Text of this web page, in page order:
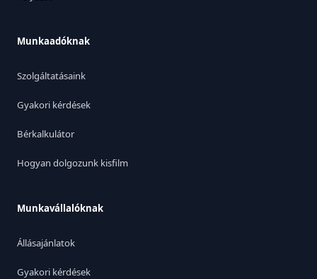
Munkaadóknak
Szolgáltatásaink
Gyakori kérdések
Bérkalkulátor
Hogyan dolgozunk kisfilm
Munkavállalóknak
Állásajánlatok
Gyakori kérdések